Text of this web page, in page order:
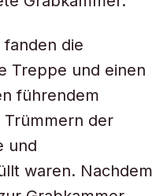
fanden die
Treppe und einen
führendem
Trümmern der
und
waren. Nachdem